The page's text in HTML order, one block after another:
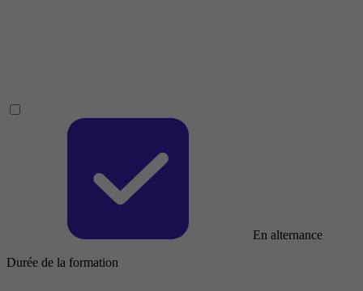
En alternance
Durée de la formation